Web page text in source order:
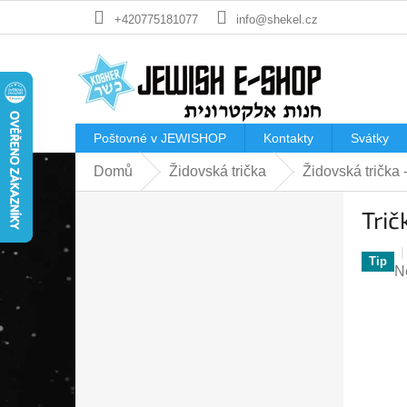
+420775181077 info@shekel.cz
Poštovné v JEWISHOP Kontakty Svátky
Domů Židovská trička Židovská trička
Tip